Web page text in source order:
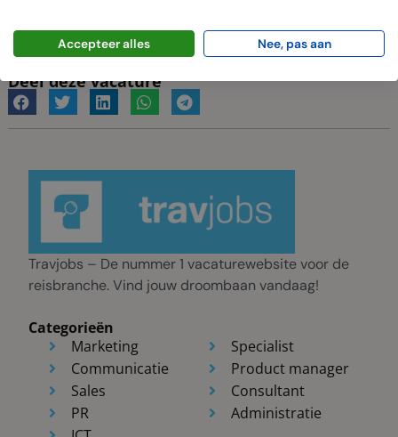
Deel deze vacature
Travjobs – De nummer 1 vacaturewebsite voor de
reisbranche. Vind jouw droombaan vandaag!
Categorieën
Marketing
Communicatie
Sales
PR
Specialist
Product manager
Consultant
Administratie
Accepteer alles Nee, pas aan